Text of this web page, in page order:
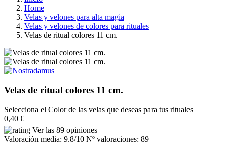
Home
Velas y velones para alta magia
Velas y velones de colores para rituales
Velas de ritual colores 11 cm.
Velas de ritual colores 11 cm.
Selecciona el Color de las velas que deseas para tus rituales
0,40 €
Ver las 89 opiniones
Valoración media: 9.8/10 Nº valoraciones: 89